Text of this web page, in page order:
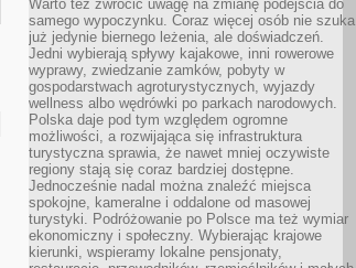
Warto też zwrócić uwagę na zmianę podejścia do
samego wypoczynku. Coraz więcej osób nie szuka
już jedynie biernego leżenia, ale doświadczeń.
Jedni wybierają spływy kajakowe, inni rowerowe
wyprawy, zwiedzanie zamków, pobyty w
gospodarstwach agroturystycznych, wyjazdy
wellness albo wędrówki po parkach narodowych.
Polska daje pod tym względem ogromne
możliwości, a rozwijająca się infrastruktura
turystyczna sprawia, że nawet mniej oczywiste
regiony stają się coraz bardziej dostępne.
Jednocześnie nadal można znaleźć miejsca
spokojne, kameralne i oddalone od masowej
turystyki. Podróżowanie po Polsce ma też wymiar
ekonomiczny i społeczny. Wybierając krajowe
kierunki, wspieramy lokalne pensjonaty,